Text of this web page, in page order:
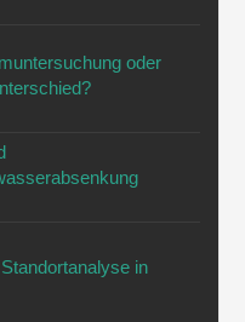
oder
in